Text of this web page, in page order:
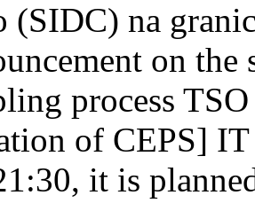
(SIDC) na
on
process
of CEPS]
it is